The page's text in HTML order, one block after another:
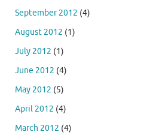
September 2012 (4)
August 2012 (1)
July 2012 (1)
June 2012 (4)
May 2012 (5)
April 2012 (4)
March 2012 (4)